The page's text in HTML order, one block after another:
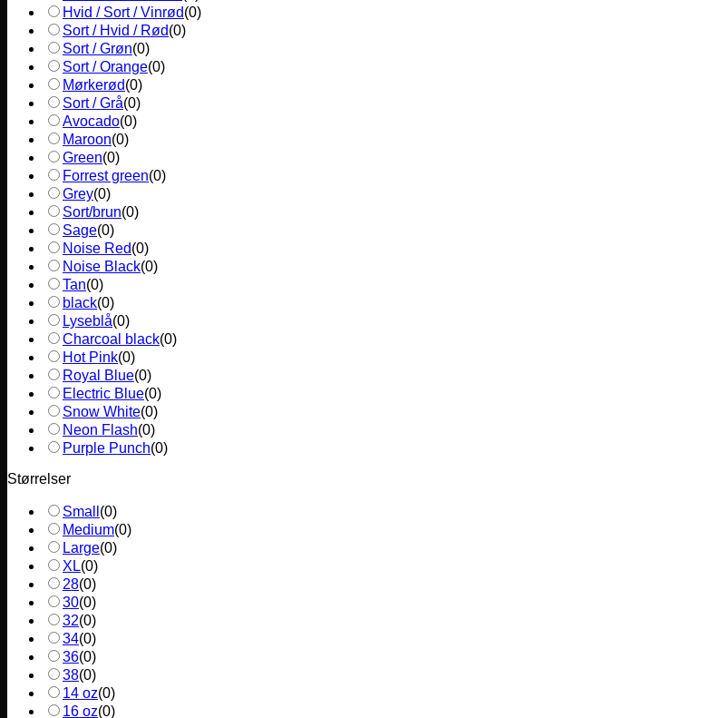
Hvid / Sort / Vinrød(0)
Sort / Hvid / Rød(0)
Sort / Grøn(0)
Sort / Orange(0)
Mørkerød(0)
Sort / Grå(0)
Avocado(0)
Maroon(0)
Green(0)
Forrest green(0)
Grey(0)
Sort/brun(0)
Sage(0)
Noise Red(0)
Noise Black(0)
Tan(0)
black(0)
Lyseblå(0)
Charcoal black(0)
Hot Pink(0)
Royal Blue(0)
Electric Blue(0)
Snow White(0)
Neon Flash(0)
Purple Punch(0)
Størrelser
Small (0)
Medium(0)
Large(0)
XL(0)
28(0)
30(0)
32(0)
34(0)
36(0)
38(0)
14 oz(0)
16 oz(0)